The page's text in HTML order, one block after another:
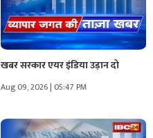
खबर सरकार एयर इंडिया उड़ान दो
Aug 09, 2026 | 05:47 PM